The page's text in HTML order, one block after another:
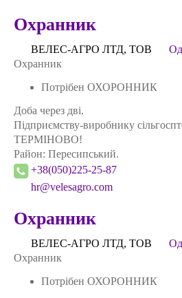
Охранник
ВЕЛЕС-АГРО ЛТД, ТОВ
Охранник
Потрібен ОХОРОННИК
Доба через дві.
Підприємству-виробнику
ТЕРМІНОВО!
Район: Пересипський.
+38(050)225-25-87
hr@velesagro.com
Охранник
ВЕЛЕС-АГРО ЛТД, ТОВ
Охранник
Потрібен ОХОРОННИК